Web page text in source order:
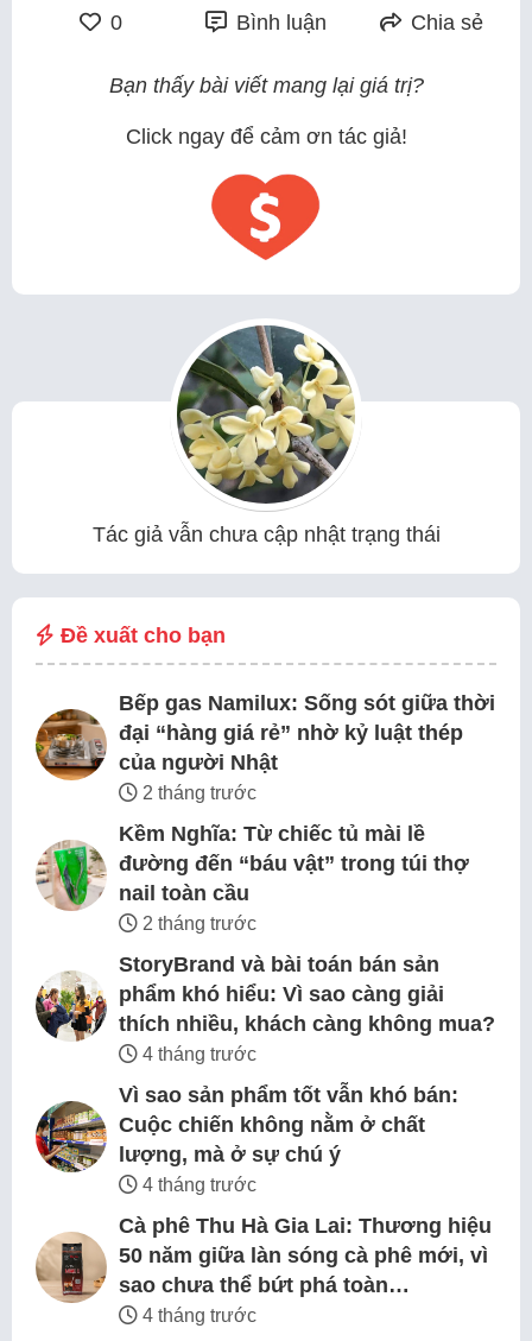
0 Bình luận Chia sẻ
Bạn thấy bài viết mang lại giá trị?
Click ngay để cảm ơn tác giả!
Tác giả vẫn chưa cập nhật trạng thái
Đề xuất cho bạn
Bếp gas Namilux: Sống sót giữa thời
đại “hàng giá rẻ” nhờ kỷ luật thép
của người Nhật
2 tháng trước
Kềm Nghĩa: Từ chiếc tủ mài lề
đường đến “báu vật” trong túi thợ
nail toàn cầu
2 tháng trước
StoryBrand và bài toán bán sản
phẩm khó hiểu: Vì sao càng giải
thích nhiều, khách càng không mua?
4 tháng trước
Vì sao sản phẩm tốt vẫn khó bán:
Cuộc chiến không nằm ở chất
lượng, mà ở sự chú ý
4 tháng trước
Cà phê Thu Hà Gia Lai: Thương hiệu
50 năm giữa làn sóng cà phê mới, vì
sao chưa thể bứt phá toàn…
4 tháng trước